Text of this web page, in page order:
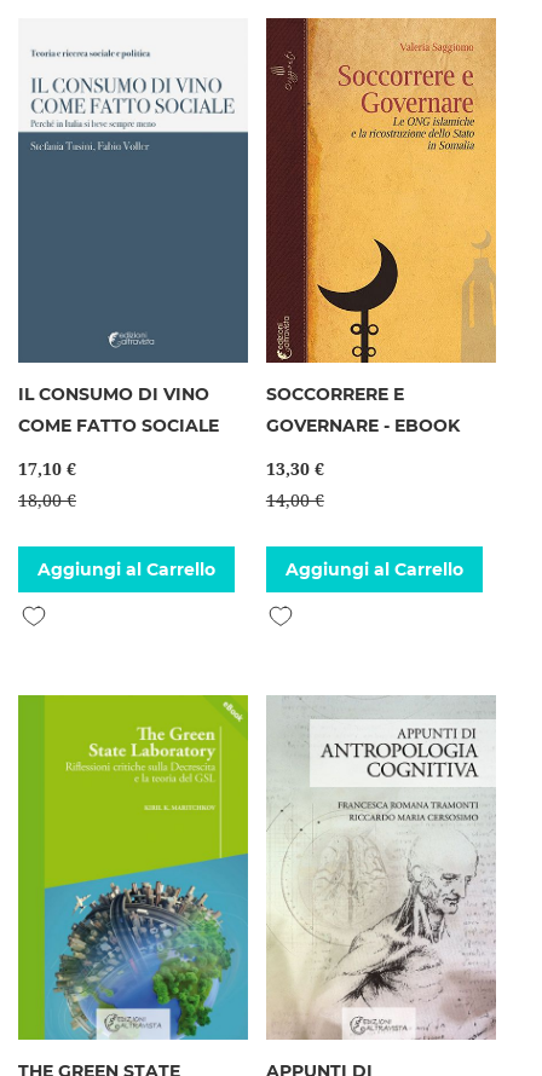
IL CONSUMO DI VINO
COME FATTO SOCIALE
17,10 €
18,00 €
Aggiungi al Carrello
Aggiungi alla lista desideri
SOCCORRERE E
GOVERNARE - EBOOK
13,30 €
14,00 €
Aggiungi al Carrello
Aggiungi alla lista desideri
THE GREEN STATE APPUNTI DI